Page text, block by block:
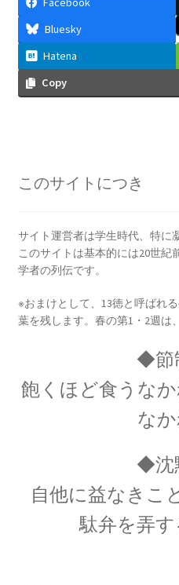
関係【独語圏
エドウィン・パ
エドワー
【ハイゼンベルグに学
エルンス
【実証論の立場か
エルヴィン・
【仮想の猫を使った思
考
Bluesky
Hatena
Copy
このサイトにつき
サイト運営者は学生時代、特に
このサイトは基本的には20世
学者の列伝です。
※おまけとして、13徳と呼ばれ
葉を残します。春の第1・2週は、
◆節
飽くほど食うな
なか
◆沈
自他に益なきこ
駄弁を弄す